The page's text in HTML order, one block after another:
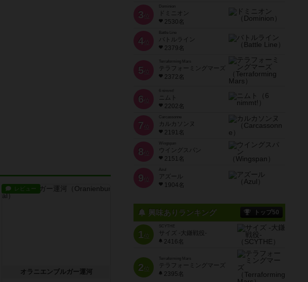
レビュー
オラニエンブルガー運河
3 位
ドミニオン
2530名
4位
Battle Line
バトルライン
2379名
5 位
Terraforming Mars
テラフォーミングマーズ
2372名
6 位
ニムト
2202名
7 位
Carcassonne
カルカソンヌ
2191名
8 位
Wingspan
ウイングスパン
2151名
9 位
Azul
アズール
1904名
興味ありランキング トップ50
1位
SCYTHE
サイズ -大鎌戦役-
2416名
2位
Terraforming Mars
テラフォーミングマーズ
2395名